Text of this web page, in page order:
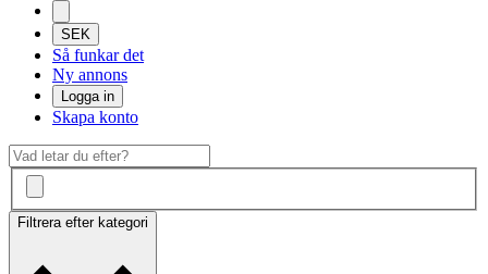
SEK
Så funkar det
Ny annons
Logga in
Skapa konto
Filtrera efter kategori